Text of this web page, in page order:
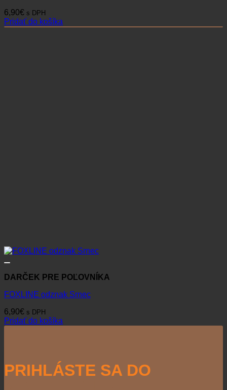
6,90€ s DPH
Pridať do košíka
DARČEK PRE POĽOVNÍKA
FOXLINE odznak Srnec
6,90€ s DPH
Pridať do košíka
PRIHLÁSTE SA DO